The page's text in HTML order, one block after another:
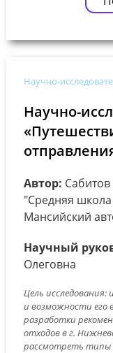
Научно-
Научно-
Автор:
"Средняя
Мансийский
Научный
Олеговна
Цель
и возможности его
разработки
отходов в г.
рассмотреть типы